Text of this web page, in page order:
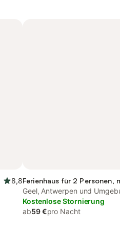
8,8Ferienhaus für 2 Personen,
Geel, Antwerpen und
Kostenlose Stornierung
ab59 €pro Nacht